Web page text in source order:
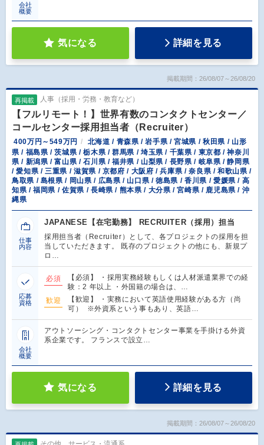
会社
概要
気になる 詳細を見る
掲載期間：26/08/07～26/08/20
再掲載 人事（採用・労務・教育など）
【フルリモート！】世界有数のコンタクトセンター／
コールセンター採用担当者（Recruiter）
400万円～549万円
北海道 / 青森県 / 岩手県 / 宮城県 / 秋田県 / 山形
県 / 福島県 / 茨城県 / 栃木県 / 群馬県 / 埼玉県 / 千葉県 / 東京都 / 神奈川
県 / 新潟県 / 富山県 / 石川県 / 福井県 / 山梨県 / 長野県 / 岐阜県 / 静岡県
/ 愛知県 / 三重県 / 滋賀県 / 京都府 / 大阪府 / 兵庫県 / 奈良県 / 和歌山県 /
鳥取県 / 島根県 / 岡山県 / 広島県 / 山口県 / 徳島県 / 香川県 / 愛媛県 / 高
知県 / 福岡県 / 佐賀県 / 長崎県 / 熊本県 / 大分県 / 宮崎県 / 鹿児島県 / 沖
縄県
仕事
内容
JAPANESE【在宅勤務】 RECRUITER（採用）担当
採用担当者（Recruiter）として、各プロジェクトの採用を担
当していただきます。 既存のプロジェクトの他にも、新規プ
ロ…
応募
資格
必須
【必須】 ・採用実務経験もしくは人材派遣業界での経
験：2 年以上 ・外国籍の場合は、…
歓迎
【歓迎】 ・実務において英語使用経験がある方（尚
可） ※外資系という事もあり、英語…
会社
概要
アウトソーシング・コンタクトセンター事業を手掛ける外資
系企業です。 フランスで設立…
気になる 詳細を見る
掲載期間：26/08/07～26/08/20